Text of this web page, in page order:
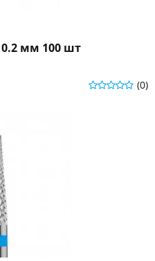
0.2 мм 100 шт
(0)